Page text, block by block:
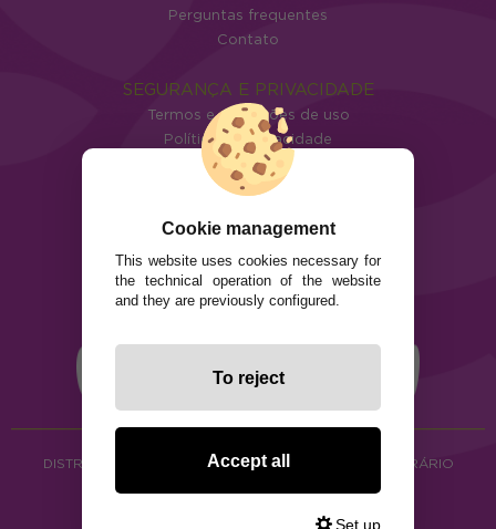
Perguntas frequentes
Contato
SEGURANÇA E PRIVACIDADE
Termos e condições de uso
Política de privacidade
Política de cookies
DISTRIBUIÇÃO DE ALIMENTOS ORGÂNICOS E HERBORÁRIO
Copyright © 2026 ·
www.ecocash.pt
Ecocash Productos Orgánicos S.C
Cookie management
This website uses cookies necessary for
the technical operation of the website
and they are previously configured.
To reject
Accept all
Set up